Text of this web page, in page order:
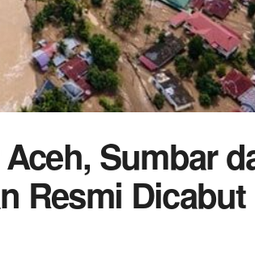
Sumbar
Resmi Dicabut